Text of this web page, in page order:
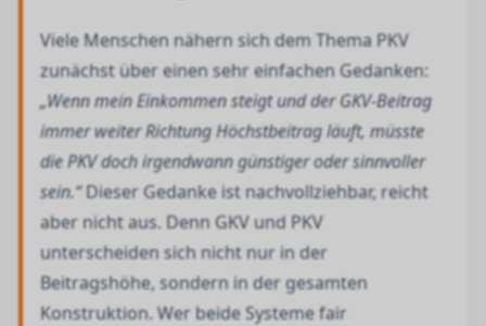
Viele Menschen nähern sich dem Thema PKV
zunächst über einen sehr einfachen Gedanken:
„Wenn mein Einkommen steigt und der GKV-Beitrag
immer weiter Richtung Höchstbeitrag läuft, müsste
die PKV doch irgendwann günstiger oder sinnvoller
sein.“Dieser Gedanke ist nachvollziehbar, reicht
aber nicht aus. Denn GKV und PKV
unterscheiden sich nicht nur in der
Beitragshöhe, sondern in der gesamten
Konstruktion. Wer beide Systeme fair